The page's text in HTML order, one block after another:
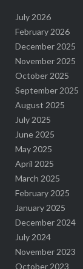
July 2026
February 2026
December 2025
November 2025
October 2025
September 2025
August 2025
July 2025
June 2025
May 2025
April 2025
March 2025
February 2025
January 2025
December 2024
July 2024
November 2023
October 2023